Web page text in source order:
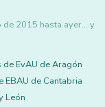
2015 hasta ayer... y
de EvAU de Aragón
EBAU de Cantabria
León